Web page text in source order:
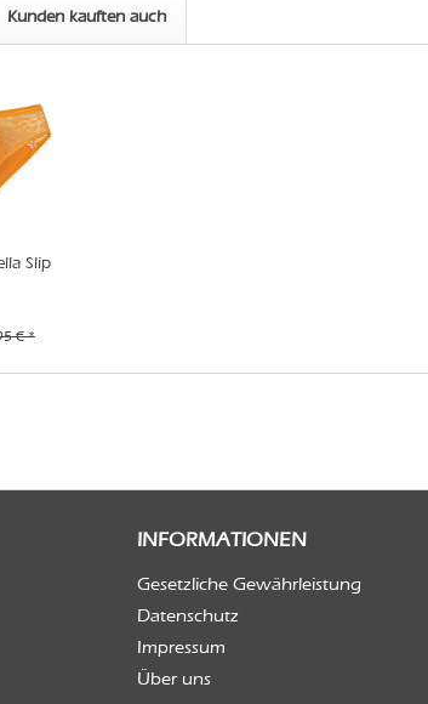
Kunden kauften auch
Slip
€ *
INFORMATIONEN
Gesetzliche Gewährleistung
Datenschutz
Impressum
Über uns